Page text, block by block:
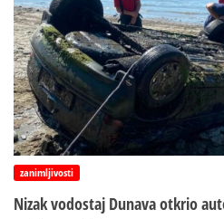
zanimljivosti
Nizak vodostaj Dunava otkrio